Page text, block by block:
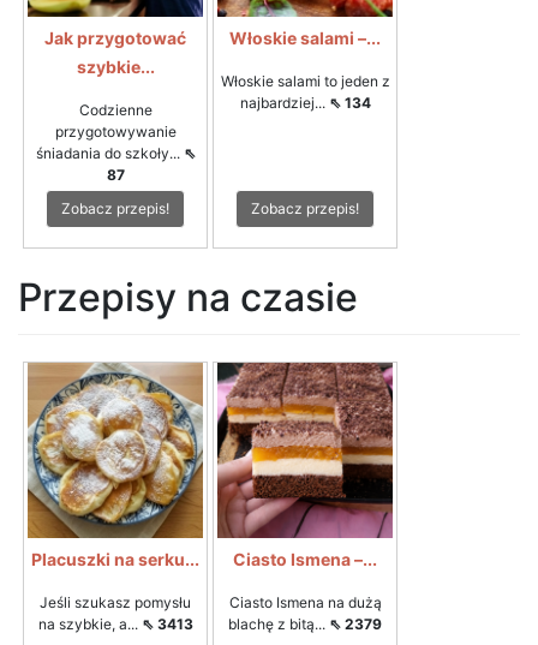
Jak przygotować
szybkie...
Codzienne
przygotowywanie
śniadania do szkoły... ⇖
87
Zobacz przepis!
Włoskie salami –...
Włoskie salami to jeden z
najbardziej... ⇖ 134
Zobacz przepis!
Przepisy na czasie
Placuszki na serku...
Jeśli szukasz pomysłu
na szybkie, a... ⇖ 3413
Ciasto Ismena –...
Ciasto Ismena na dużą
blachę z bitą... ⇖ 2379